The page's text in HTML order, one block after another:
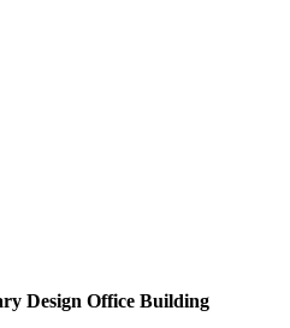
Design Office Building